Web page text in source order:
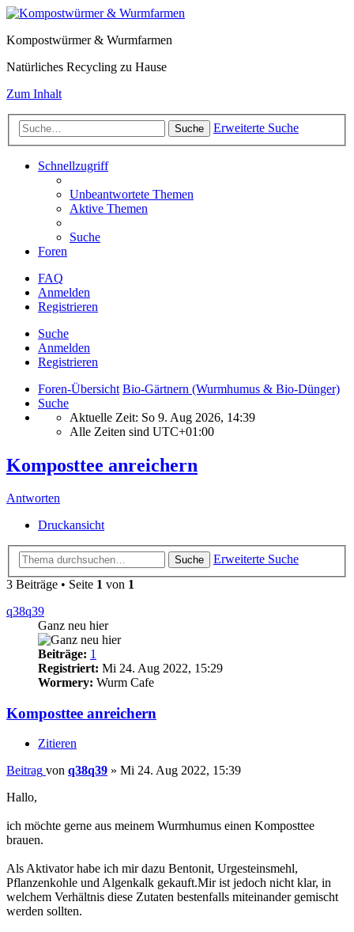
Kompostwürmer & Wurmfarmen
Natürliches Recycling zu Hause
Zum Inhalt
Suche Erweiterte Suche
Schnellzugriff
Unbeantwortete Themen
Aktive Themen
Suche
Foren
FAQ
Anmelden
Registrieren
Suche
Anmelden
Registrieren
Foren-Übersicht Bio-Gärtnern (Wurmhumus & Bio-Dünger)
Suche
Aktuelle Zeit: So 9. Aug 2026, 14:39
Alle Zeiten sind UTC+01:00
Komposttee anreichern
Antworten
Druckansicht
Suche
Erweiterte Suche
3 Beiträge • Seite 1 von 1
q38q39
Ganz neu hier
Beiträge: 1
Registriert: Mi 24. Aug 2022, 15:29
Wormery: Wurm Cafe
Komposttee anreichern
Zitieren
Beitrag von q38q39 » Mi 24. Aug 2022, 15:39
Hallo,
ich möchte gerne aus meinem Wurmhumus einen Komposttee
brauen.
Als Aktivator habe ich mir dazu Bentonit, Urgesteinsmehl,
Pflanzenkohle und Algenkalk gekauft.Mir ist jedoch nicht klar, in
welchem Verhältnis diese Zutaten bestenfalls miteinander gemischt
werden sollten.